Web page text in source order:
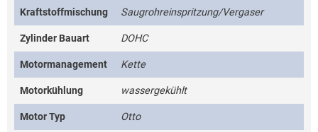
Kraftstoffmischung Saugrohreinspritzung/Vergaser
Zylinder Bauart DOHC
Motormanagement Kette
Motorkühlung wassergekühlt
Motor Typ Otto